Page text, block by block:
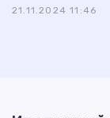
21.11.2024 11:46